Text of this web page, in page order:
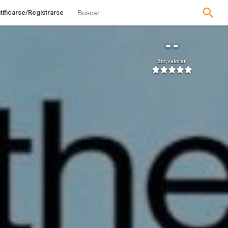
Registrarse
--
Sin valorar